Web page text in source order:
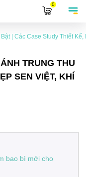
0
| Các Case Study Thiết Kế,
TRUNG THU
SEN VIỆT, KHÍ
bao bì mới cho